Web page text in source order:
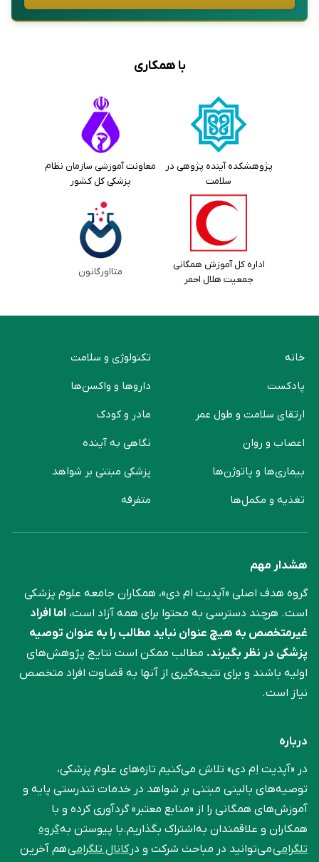
با همکاری
پژوهشکده آینده پژوهی در
سلامت
معاونت آموزشی سازمان نظام
پزشکی کل کشور
اداره کل آموزش همگانی
جمعیت هلال احمر
متااورگانون
خانه
پادکست
ارتقای سلامت و طول عمر
اعصاب و روان
بیماری‌ها و پاتوژن‌ها
تغذیه و مکمل‌ها
تکنولوژی و سلامت
دارو‌ها و واکسن‌ها
مادر و کودک
نگاهی به آینده
پزشکی مبتنی بر شواهد
متفرقه
هشدار مهم
گروه هدف اصلی «آپدیت ام دی»، همکاران جامعه علوم ‌پزشکی
است. هرچند دسترسی به محتوا برای همه آزاد است، اما افراد
غیرمتخصص به هیچ عنوان نباید مطالب را به عنوان توصیه
پزشکی در نظر بگیرند. مطالب ممکن است نتایج پژوهش‌های
اولیه باشند و برای نتیجه‌گیری از آنها به قضاوت افراد متخصص
نیاز است.
درباره
در «آپدیت اِم دی» تلاش می‌کنیم تازه‌های علوم پزشکی،
توصیه‌های بالینی مبتنی بر شواهد در خدمات تندرستی پایه و
آموزش‌های همگانی را از «منابع معتبر» گردآوری کرده و با
همکاران و علاقمندان به‌اشتراک بگذاریم.با پیوستن بهگروه
تلگرامیمی‌توانید در مباحث شرکت و درکانال تلگرامیهم آخرین